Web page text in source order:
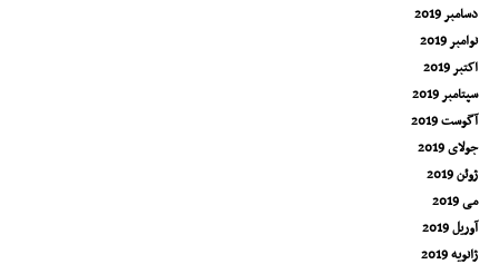
دسامبر 2019
نوامبر 2019
اکتبر 2019
سپتامبر 2019
آگوست 2019
جولای 2019
ژوئن 2019
می 2019
آوریل 2019
ژانویه 2019